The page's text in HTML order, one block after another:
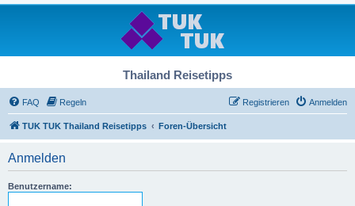
Thailand Reisetipps
FAQ Regeln Anmelden
Registrieren
TUK TUK Thailand Reisetipps Foren-Übersicht
Anmelden
Benutzername: